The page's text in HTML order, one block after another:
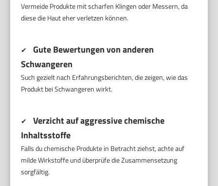
Vermeide Produkte mit scharfen Klingen oder Messern, da
diese die Haut eher verletzen können.
✔
Gute Bewertungen von anderen
Schwangeren
Such gezielt nach Erfahrungsberichten, die zeigen, wie das
Produkt bei Schwangeren wirkt.
✔
Verzicht auf aggressive chemische
Inhaltsstoffe
Falls du chemische Produkte in Betracht ziehst, achte auf
milde Wirkstoffe und überprüfe die Zusammensetzung
sorgfältig.